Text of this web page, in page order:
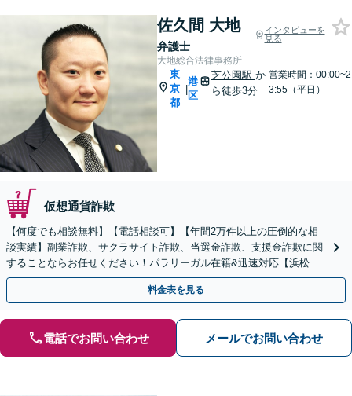
佐久間 大地
弁護士
インタビューを
見る
大地総合法律事務所
東
京
都
|
港
区
芝公園駅 か
ら徒歩3分
営業時間：00:00~2
3:55（平日）
仮想通貨詐欺
【何度でも相談無料】【電話相談可】【年間2万件以上の圧倒的な相
談実績】副業詐欺、サクラサイト詐欺、当選金詐欺、支援金詐欺に関
することならお任せください！パラリーガル在籍&迅速対応【浜松町
駅1分】※結婚詐欺・ロマンス詐欺に関するご相談はお断り
料金表を見る
電話でお問い合わせ メールでお問い合わせ